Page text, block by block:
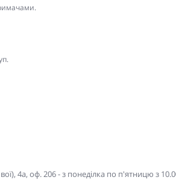
4а, оф. 206 - з понеділка по п'ятницю з